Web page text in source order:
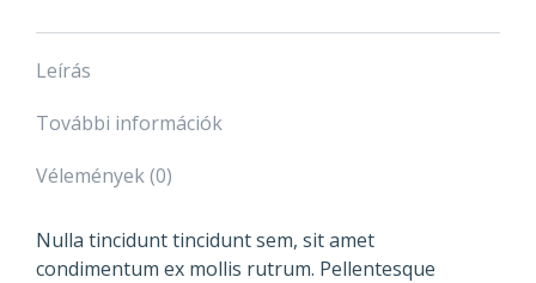
Leírás
További információk
Vélemények (0)
Nulla tincidunt tincidunt sem, sit amet
condimentum ex mollis rutrum. Pellentesque